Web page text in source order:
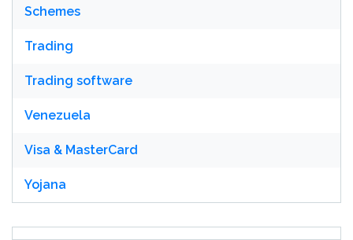
Schemes
Trading
Trading software
Venezuela
Visa & MasterCard
Yojana